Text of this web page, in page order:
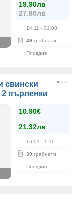
19.90лв
27.80лв
14.11 - 31.08
49 грабнати
Пловдив
свински
пърленки
10.90€
21.32лв
16.01 - 1.10
39 грабнати
Пловдив